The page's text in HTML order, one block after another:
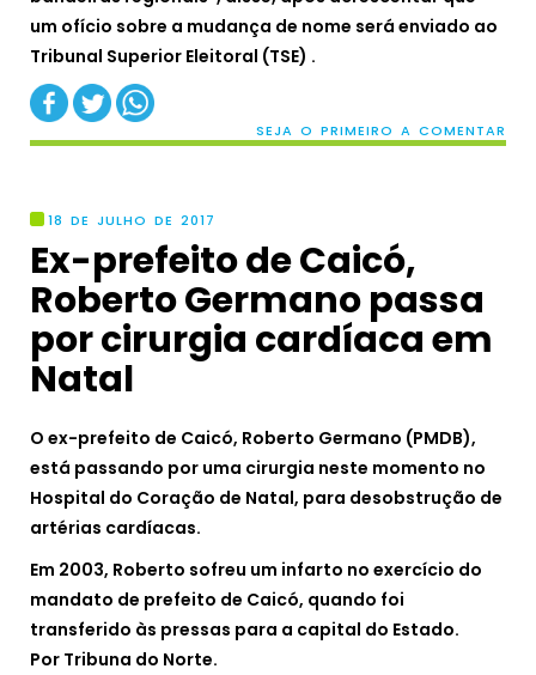
um ofício sobre a mudança de nome será enviado ao
Tribunal Superior Eleitoral (TSE) .
SEJA O PRIMEIRO A COMENTAR
18 DE JULHO DE 2017
Ex-prefeito de Caicó,
Roberto Germano passa
por cirurgia cardíaca em
Natal
O ex-prefeito de Caicó, Roberto Germano (PMDB),
está passando por uma cirurgia neste momento no
Hospital do Coração de Natal, para desobstrução de
artérias cardíacas.
Em 2003, Roberto sofreu um infarto no exercício do
mandato de prefeito de Caicó, quando foi
transferido às pressas para a capital do Estado.
Por Tribuna do Norte.